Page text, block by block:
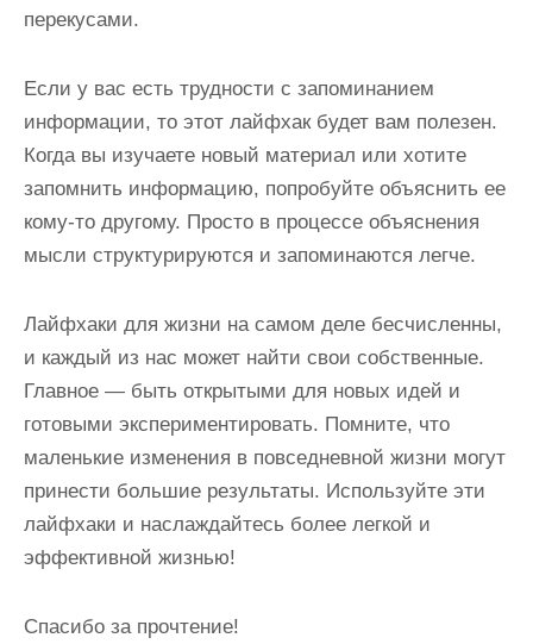
перекусами.
Если у вас есть трудности с запоминанием
информации, то этот лайфхак будет вам полезен.
Когда вы изучаете новый материал или хотите
запомнить информацию, попробуйте объяснить ее
кому-то другому. Просто в процессе объяснения
мысли структурируются и запоминаются легче.
Лайфхаки для жизни на самом деле бесчисленны,
и каждый из нас может найти свои собственные.
Главное — быть открытыми для новых идей и
готовыми экспериментировать. Помните, что
маленькие изменения в повседневной жизни могут
принести большие результаты. Используйте эти
лайфхаки и наслаждайтесь более легкой и
эффективной жизнью!
Спасибо за прочтение!